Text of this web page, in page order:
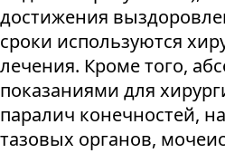
достижения
сроки используются
лечения. Кроме того,
показаниями для
паралич конечностей,
тазовых органов,